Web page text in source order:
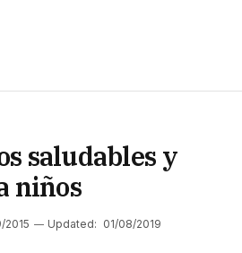
saludables y
niños
2015 Updated: 01/08/2019